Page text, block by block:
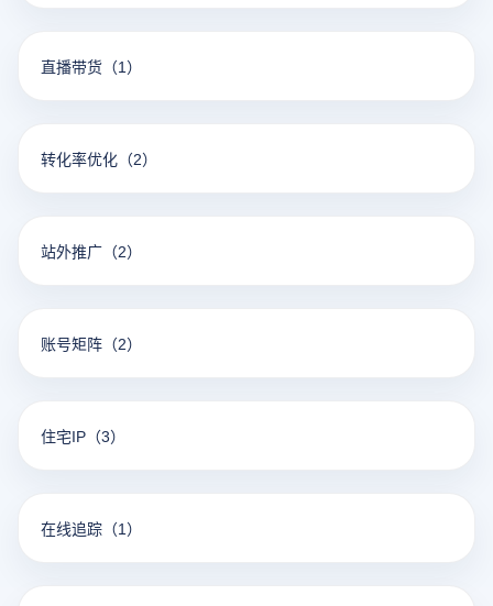
直播带货 （1）
转化率优化 （2）
站外推广 （2）
账号矩阵 （2）
住宅IP （3）
在线追踪 （1）